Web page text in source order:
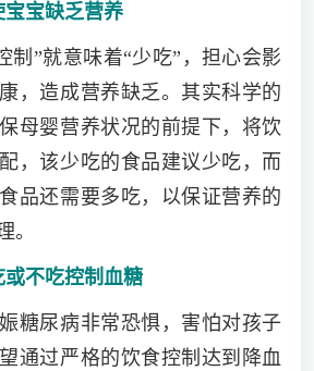
宝宝缺乏营养
制”就意味着“少吃”，担心会影
，造成营养缺乏。其实科学的
母婴营养状况的前提下，将饮
，该少吃的食品建议少吃，而
品还需要多吃，以保证营养的
。
不吃控制血糖
糖尿病非常恐惧，害怕对孩子
通过严格的饮食控制达到降血